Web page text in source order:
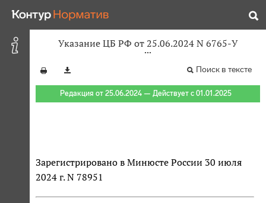
Указание ЦБ РФ от 25.06.2024 N 6765-У
Поиск в тексте
Редакция от 25.06.2024 — Действует с 01.01.2025
Зарегистрировано в Минюсте России 30 июля
2024 г. N 78951